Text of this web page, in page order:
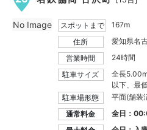
スポットまで
167m
住所
愛知県名
営業時間
24時間
駐車サイズ
全長
以下、最
駐車場形態
平面(舗装
通常料金
全日：
No Image